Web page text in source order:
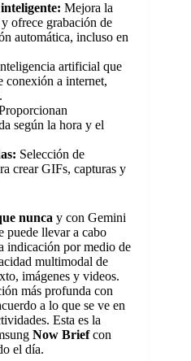
Mejora la
ofrece grabación de
automática, incluso en
artificial que
conexión a internet,
según la hora y el
Selección de
crear GIFs, capturas y
nunca y con Gemini
puede llevar a cabo
indicación por medio de
multimodal de
imágenes y videos.
más profunda con
a lo que se ve en
Esta es la
Now Briefcon
el día.